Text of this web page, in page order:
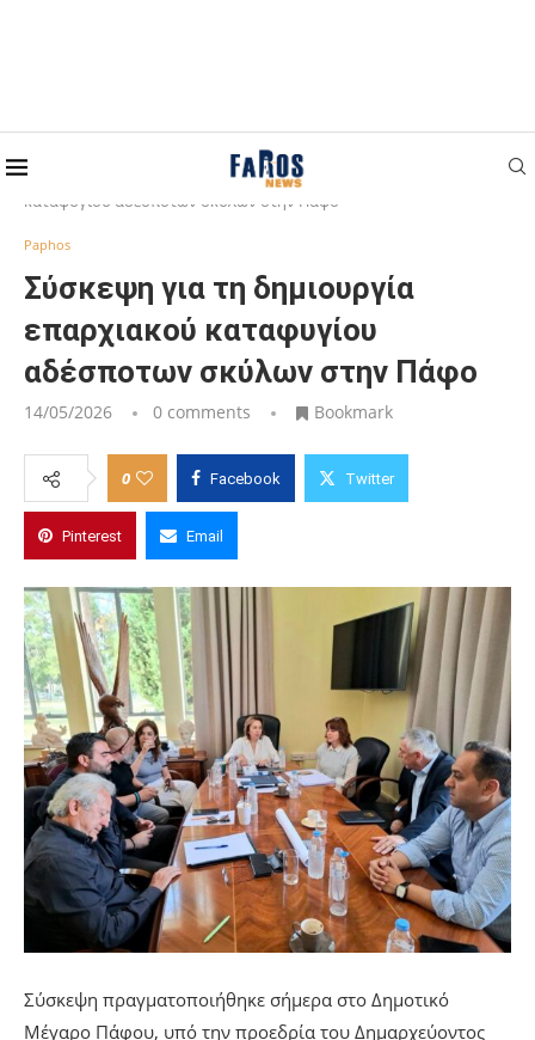
Home
Σύσκεψη για τη δημιουργία επαρχιακού
καταφυγίου αδέσποτων σκύλων στην Πάφο
Paphos
Σύσκεψη για τη δημιουργία
επαρχιακού καταφυγίου
αδέσποτων σκύλων στην Πάφο
14/05/2026 0 comments Bookmark
0 Facebook Twitter
Pinterest Email
Σύσκεψη πραγματοποιήθηκε σήμερα στο Δημοτικό
Μέγαρο Πάφου, υπό την προεδρία του Δημαρχεύοντος